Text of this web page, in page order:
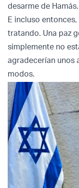
desarme de Hamás.
E incluso
tratando. Una paz
simplemente no
agradecerían unos
modos.